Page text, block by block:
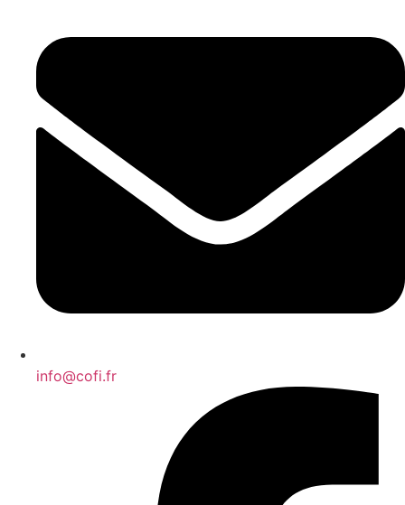
info@cofi.fr